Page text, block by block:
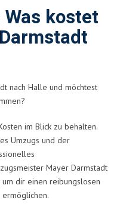
kostet
nach Halle und möchtest
im Blick zu behalten.
Umzugs und der
Mayer Darmstadt
dir einen reibungslosen